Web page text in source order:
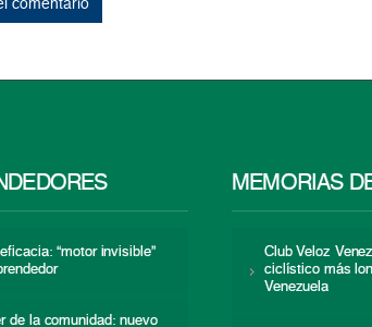
“motor invisible”
de la comunidad: nuevo
MEMORIAS
Club Veloz
ciclístico más
Venezuela